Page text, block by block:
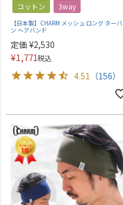
コットン 3way
【日本製】CHARM メッシュ ロング ターバ
ン ヘアバンド
定価 ¥2,530
¥1,771税込
4.51 （156）